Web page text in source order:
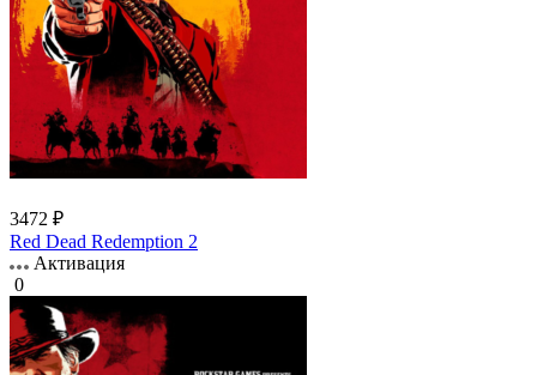
3472 ₽
Red Dead Redemption 2
Активация
0